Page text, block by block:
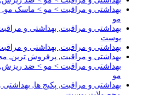
بهداشتی و مراقبت > مو > ماسک مو,
مو
بهداشتی و مراقبت, بهداشتی و
پوست
بهداشتی و مراقبت, بهداشتی و
بهداشتی و مراقبت, پرفروش
بهداشتی و مراقبت > مو > ضد
مو
بهداشتی و مراقبت, پکیج ها,